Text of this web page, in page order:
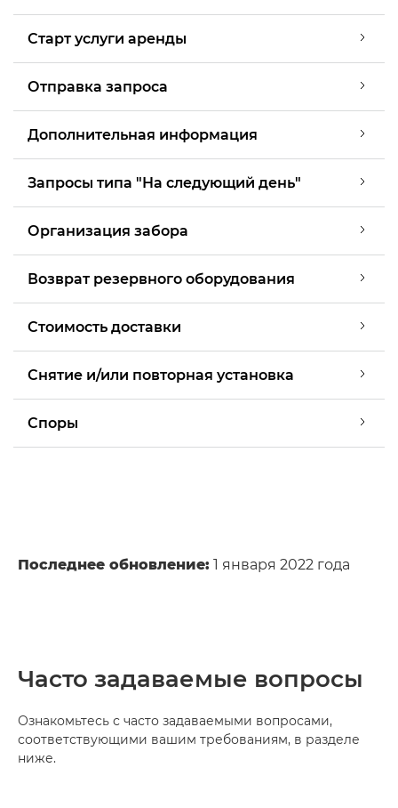
Старт услуги аренды
Отправка запроса
Дополнительная информация
Запросы типа "На следующий день"
Организация забора
Возврат резервного оборудования
Стоимость доставки
Снятие и/или повторная установка
Споры
Последнее обновление: 1 января 2022 года
Часто задаваемые вопросы
Ознакомьтесь с часто задаваемыми вопросами,
соответствующими вашим требованиям, в разделе
ниже.